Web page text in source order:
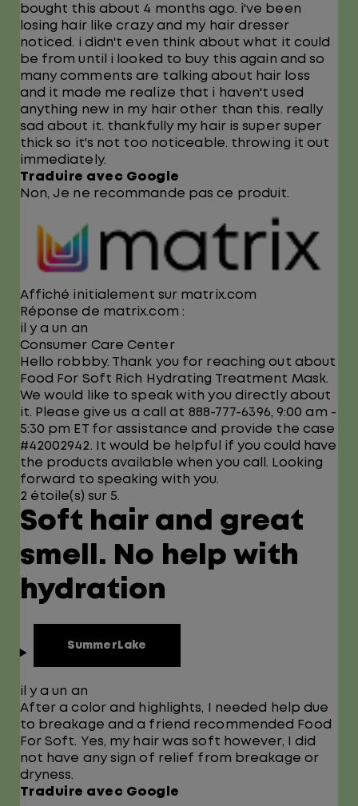
bought this about 4 months ago. i've been
losing hair like crazy and my hair dresser
noticed. i didn't even think about what it could
be from until i looked to buy this again and so
many comments are talking about hair loss
and it made me realize that i haven't used
anything new in my hair other than this. really
sad about it. thankfully my hair is super super
thick so it's not too noticeable. throwing it out
immediately.
Traduire avec Google
Non, Je ne recommande pas ce produit.
Affiché initialement sur matrix.com
Réponse de matrix.com :
il y a un an
Consumer Care Center
Hello robbby. Thank you for reaching out about
Food For Soft Rich Hydrating Treatment Mask.
We would like to speak with you directly about
it. Please give us a call at 888-777-6396, 9:00 am -
5:30 pm ET for assistance and provide the case
#42002942. It would be helpful if you could have
the products available when you call. Looking
forward to speaking with you.
2 étoile(s) sur 5.
Soft hair and great
smell. No help with
hydration
SummerLake
il y a un an
After a color and highlights, I needed help due
to breakage and a friend recommended Food
For Soft. Yes, my hair was soft however, I did
not have any sign of relief from breakage or
dryness.
Traduire avec Google